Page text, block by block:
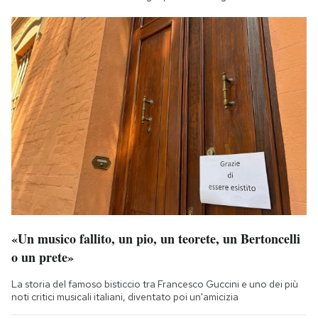
«Un musico fallito, un pio, un teorete, un Bertoncelli
o un prete»
La storia del famoso bisticcio tra Francesco Guccini e uno dei più
noti critici musicali italiani, diventato poi un'amicizia